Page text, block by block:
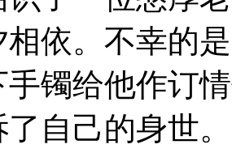
依。不幸的
镯给他作订
了自己的身世